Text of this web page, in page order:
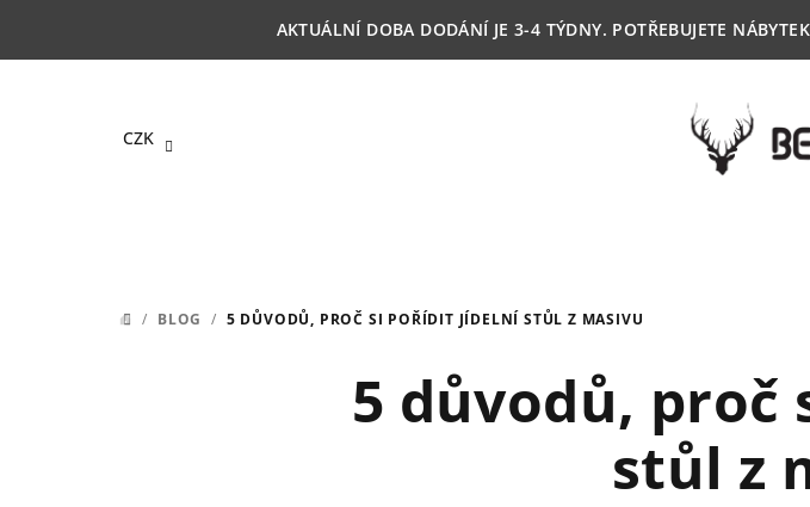
AKTUÁLNÍ DOBA DODÁNÍ JE 3-4 TÝDNY. POTŘEBUJETE
CZK
DOMŮ
/ BLOG / 5 DŮVODŮ, PROČ SI POŘÍDIT JÍDELNÍ STŮL Z MASIVU
5 důvodů,
stůl z